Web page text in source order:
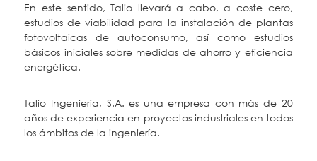
En este sentido, Talio llevará a cabo, a coste cero,
estudios de viabilidad para la instalación de plantas
fotovoltaicas de autoconsumo, así como estudios
básicos iniciales sobre medidas de ahorro y eficiencia
energética.
Talio Ingeniería, S.A. es una empresa con más de 20
años de experiencia en proyectos industriales en todos
los ámbitos de la ingeniería.